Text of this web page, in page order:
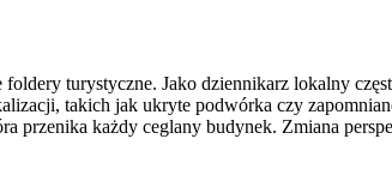
turystyczne. Jako dziennikarz lokalny
takich jak ukryte podwórka czy
przenika każdy ceglany budynek. Zmiana